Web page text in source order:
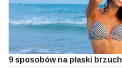
9 sposobów na płaski brzuch